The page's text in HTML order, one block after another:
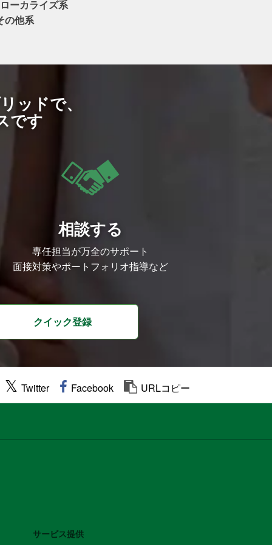
ローカライズ系
の他系
ッドで、
です
相談する
専任担当が万全のサポート
面接対策やポートフォリオ指導など
クイック登録
Twitter Facebook URLコピー
サービス提供